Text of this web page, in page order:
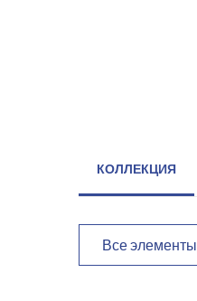
КОЛЛЕКЦИЯ
Все элементы